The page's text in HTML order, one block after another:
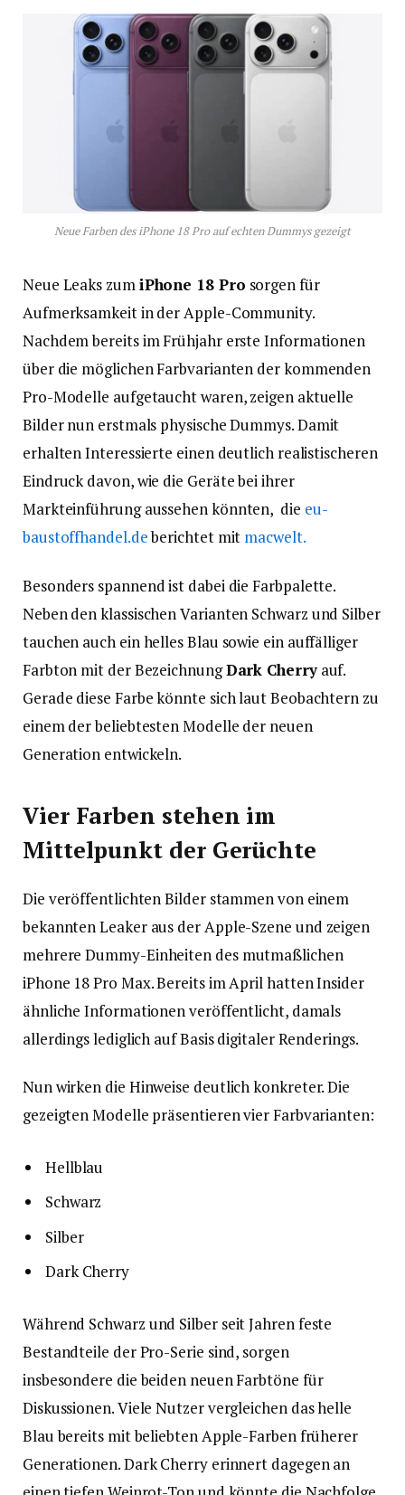
Neue Farben des iPhone 18 Pro auf echten Dummys gezeigt
Neue Leaks zumiPhone 18 Pro sorgen für
Aufmerksamkeit in der Apple-Community.
Nachdem bereits im Frühjahr erste Informationen
über die möglichen Farbvarianten der kommenden
Pro-Modelle aufgetaucht waren, zeigen aktuelle
Bilder nun erstmals physische Dummys. Damit
erhalten Interessierte einen deutlich realistischeren
Eindruck davon, wie die Geräte bei ihrer
Markteinführung aussehen könnten, die eu-
baustoffhandel.deberichtet mit macwelt.
Besonders spannend ist dabei die Farbpalette.
Neben den klassischen Varianten Schwarz und Silber
tauchen auch ein helles Blau sowie ein auffälliger
Farbton mit der BezeichnungDark Cherryauf.
Gerade diese Farbe könnte sich laut Beobachtern zu
einem der beliebtesten Modelle der neuen
Generation entwickeln.
Vier Farben stehen im
Mittelpunkt der Gerüchte
Die veröffentlichten Bilder stammen von einem
bekannten Leaker aus der Apple-Szene und zeigen
mehrere Dummy-Einheiten des mutmaßlichen
iPhone 18 Pro Max. Bereits im April hatten Insider
ähnliche Informationen veröffentlicht, damals
allerdings lediglich auf Basis digitaler Renderings.
Nun wirken die Hinweise deutlich konkreter. Die
gezeigten Modelle präsentieren vier Farbvarianten:
Hellblau
Schwarz
Silber
Dark Cherry
Während Schwarz und Silber seit Jahren feste
Bestandteile der Pro-Serie sind, sorgen
insbesondere die beiden neuen Farbtöne für
Diskussionen. Viele Nutzer vergleichen das helle
Blau bereits mit beliebten Apple-Farben früherer
Generationen. Dark Cherry erinnert dagegen an